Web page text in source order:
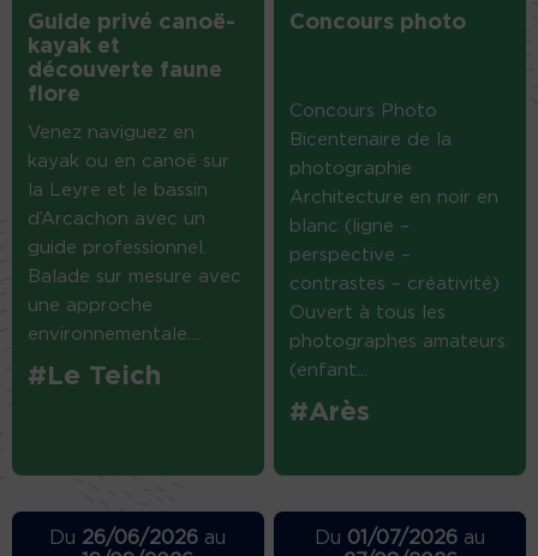
Guide privé canoë-
kayak et
découverte faune
flore
Venez naviguez en
kayak ou en canoë sur
la Leyre et le bassin
d’Arcachon avec un
guide professionnel.
Balade sur mesure avec
une approche
environnementale....
#Le Teich
Concours photo
Concours Photo
Bicentenaire de la
photographie
Architecture en noir en
blanc (ligne –
perspective –
contrastes – créativité)
Ouvert à tous les
photographes amateurs
(enfant...
#Arès
Du 26/06/2026 au
Du 01/07/2026 au